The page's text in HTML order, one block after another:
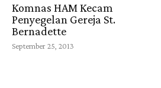
Komnas HAM Kecam
Penyegelan Gereja St.
Bernadette
September 25, 2013